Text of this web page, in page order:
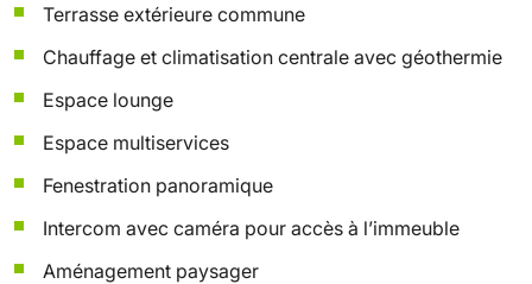
Terrasse extérieure commune
Chauffage et climatisation centrale avec géothermie
Espace lounge
Espace multiservices
Fenestration panoramique
Intercom avec caméra pour accès à l’immeuble
Aménagement paysager